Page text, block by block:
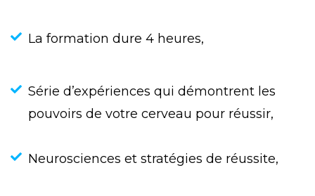
La formation dure 4 heures,
Série d’expériences qui démontrent les
pouvoirs de votre cerveau pour réussir,
Neurosciences et stratégies de réussite,